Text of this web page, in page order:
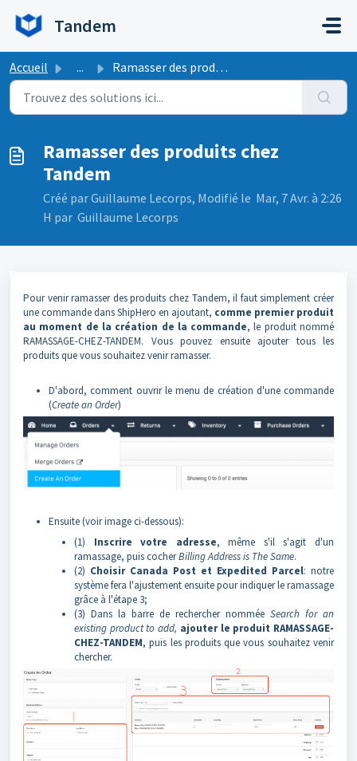
Tandem
Accueil ... Ramasser des produits chez Tandem
Ramasser des produits chez
Tandem
Créé par Guillaume Lecorps, Modifié le Mar, 7 Avr. à 2:26
H par Guillaume Lecorps
Pour venir ramasser des produits chez Tandem, il faut simplement créer
une commande dans ShipHero en ajoutant, comme premier produit
au moment de la création de la commande, le produit nommé
RAMASSAGE-CHEZ-TANDEM. Vous pouvez ensuite ajouter tous les
produits que vous souhaitez venir ramasser.
D'abord, comment ouvrir le menu de création d'une commande
(Create an Order)
Ensuite (voir image ci-dessous):
(1) Inscrire votre adresse, même s'il s'agit d'un
ramassage, puis cocherBilling Address is The Same.
(2) Choisir Canada Post et Expedited Parcel: notre
système fera l'ajustement ensuite pour indiquer le ramassage
grâce à l'étape 3;
(3) Dans la barre de rechercher nommée Search for an
existing product to add, ajouter le produit RAMASSAGE-
CHEZ-TANDEM, puis les produits que vous souhaitez venir
chercher.